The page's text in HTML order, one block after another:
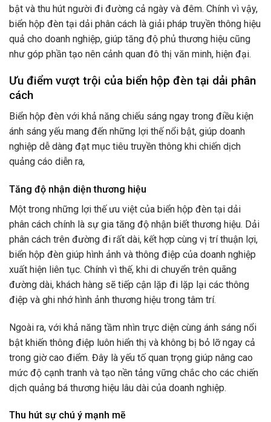
bật và thu hút người đi đường cả ngày và đêm. Chính vì vậy,
biển hộp đèn tại dải phân cách là giải pháp truyền thông hiệu
quả cho doanh nghiệp, giúp tăng độ phủ thương hiệu cũng
như góp phần tạo nên cảnh quan đô thị văn minh, hiện đại.
Ưu điểm vượt trội của biển hộp đèn tại dải phân
cách
Biển hộp đèn với khả năng chiếu sáng ngay trong điều kiện
ánh sáng yếu mang đến những lợi thế nổi bật, giúp doanh
nghiệp dễ dàng đạt mục tiêu truyền thông khi chiến dịch
quảng cáo diễn ra,
Tăng độ nhận diện thương hiệu
Một trong những lợi thế ưu việt của biển hộp đèn tại dải
phân cách chính là sự gia tăng độ nhận biết thương hiệu. Dải
phân cách trên đường đi rất dài, kết hợp cùng vị trí thuận lợi,
biển hộp đèn giúp hình ảnh và thông điệp của doanh nghiệp
xuất hiện liên tục. Chính vì thế, khi di chuyển trên quãng
đường dài, khách hàng sẽ tiếp cận lặp đi lặp lại các thông
điệp và ghi nhớ hình ảnh thương hiệu trong tâm trí.
Ngoài ra, với khả năng tầm nhìn trực diện cùng ánh sáng nổi
bật khiến thông điệp luôn hiển thị và không bị bỏ lỡ ngay cả
trong giờ cao điểm. Đây là yếu tố quan trọng giúp nâng cao
mức độ cạnh tranh và tạo nền tảng vững chắc cho các chiến
dịch quảng bá thương hiệu lâu dài của doanh nghiệp.
Thu hút sự chú ý mạnh mẽ